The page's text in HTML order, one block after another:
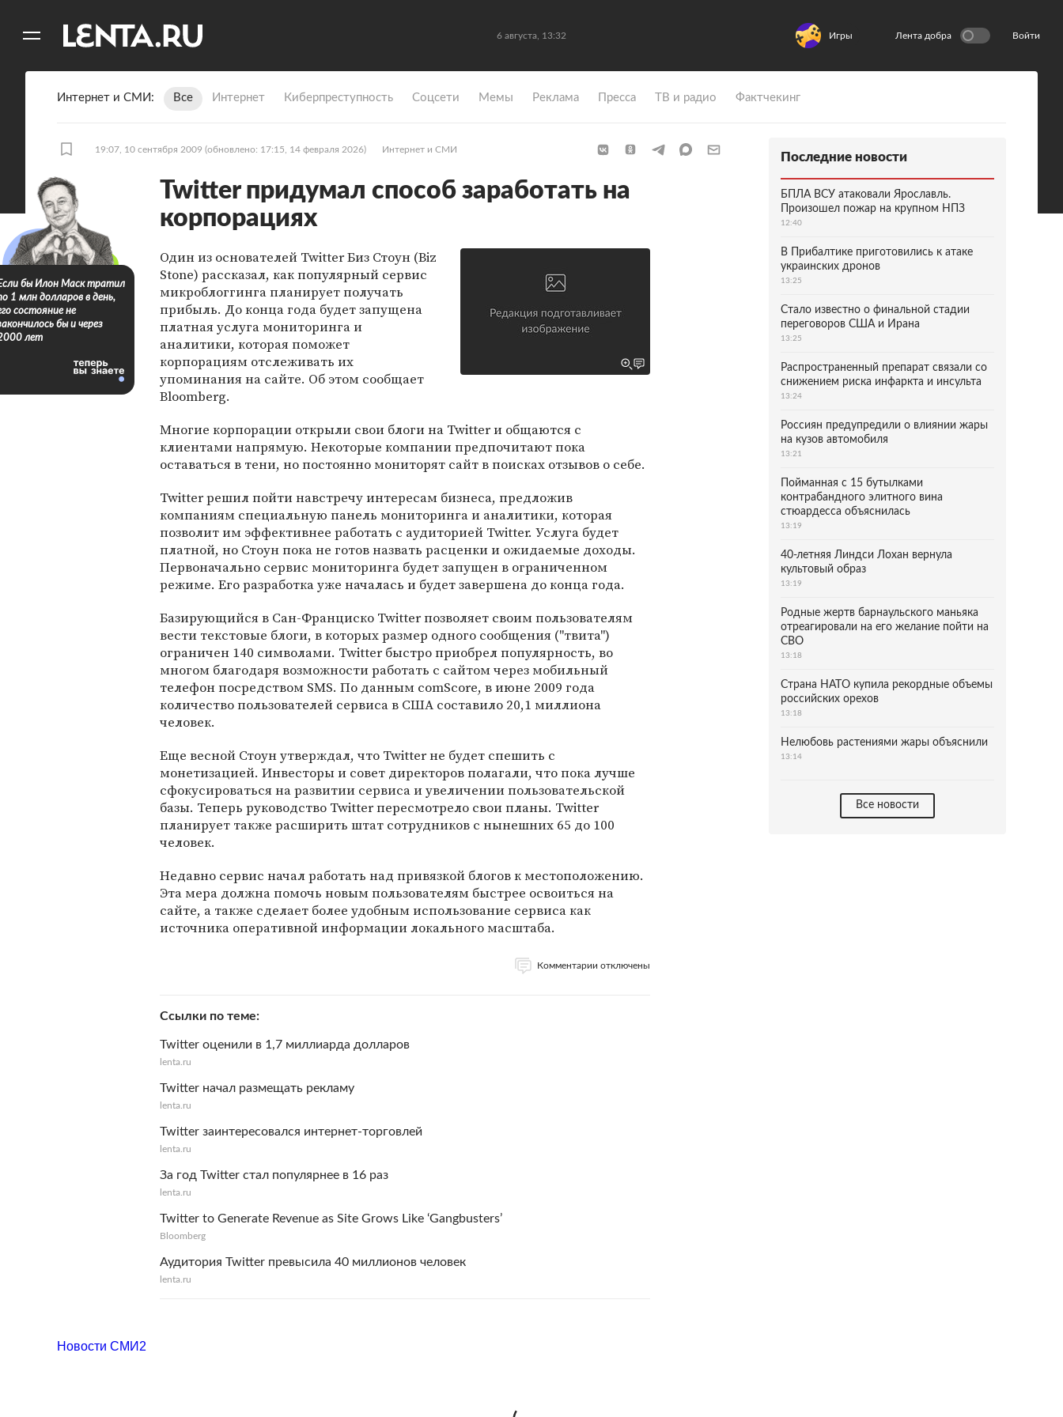
6 августа, 13:33 Игры Лента добра Войти
Интернет и СМИ Все Интернет Киберпреступность Coцсети Мемы Реклама Пресса ТВ и радио Фактчекинг
19:07, 10 сентября 2009 (обновлено: 17:15, 14 февраля 2026) Интернет и СМИ
Twitter придумал способ заработать на
корпорациях
Один из основателей Twitter Биз Стоун (Biz
Stone) рассказал, как популярный сервис
микроблоггинга планирует получать
прибыль. До конца года будет запущена
платная услуга мониторинга и
аналитики, которая поможет
корпорациям отслеживать их
упоминания на сайте. Об этом сообщает
Bloomberg.
Многие корпорации открыли свои блоги на Twitter и общаются с
клиентами напрямую. Некоторые компании предпочитают пока
оставаться в тени, но постоянно мониторят сайт в поисках отзывов о себе.
Twitter решил пойти навстречу интересам бизнеса, предложив
компаниям специальную панель мониторинга и аналитики, которая
позволит им эффективнее работать с аудиторией Twitter. Услуга будет
платной, но Стоун пока не готов назвать расценки и ожидаемые доходы.
Первоначально сервис мониторинга будет запущен в ограниченном
режиме. Его разработка уже началась и будет завершена до конца года.
Базирующийся в Сан-Франциско Twitter позволяет своим пользователям
вести текстовые блоги, в которых размер одного сообщения ("твита")
ограничен 140 символами. Twitter быстро приобрел популярность, во
многом благодаря возможности работать с сайтом через мобильный
телефон посредством SMS. По данным comScore, в июне 2009 года
количество пользователей сервиса в США составило 20,1 миллиона
человек.
Еще весной Стоун утверждал, что Twitter не будет спешить с
монетизацией. Инвесторы и совет директоров полагали, что пока лучше
сфокусироваться на развитии сервиса и увеличении пользовательской
базы. Теперь руководство Twitter пересмотрело свои планы. Twitter
планирует также расширить штат сотрудников с нынешних 65 до 100
человек.
Недавно сервис начал работать над привязкой блогов к местоположению.
Эта мера должна помочь новым пользователям быстрее освоиться на
сайте, а также сделает более удобным использование сервиса как
источника оперативной информации локального масштаба.
Комментарии отключены
Ссылки по теме
Twitter оценили в 1,7 миллиарда долларов
lenta.ru
Twitter начал размещать рекламу
lenta.ru
Twitter заинтересовался интернет-торговлей
lenta.ru
За год Twitter стал популярнее в 16 раз
lenta.ru
Twitter to Generate Revenue as Site Grows Like ‘Gangbusters’
Bloomberg
Аудитория Twitter превысила 40 миллионов человек
lenta.ru
бы Илон Маск тратил
1 млн долларов в день,
состояние не
бы и через
лет
Последние новости
БПЛА ВСУ атаковали Ярославль.
Произошел пожар на крупном НПЗ
12:40
В Прибалтике приготовились к атаке
украинских дронов
13:25
Стало известно о финальной стадии
переговоров США и Ирана
13:25
Распространенный препарат связали со
снижением риска инфаркта и инсульта
13:24
Россиян предупредили о влиянии жары
на кузов автомобиля
13:21
Пойманная с 15 бутылками
контрабандного элитного вина
стюардесса объяснилась
13:19
40-летняя Линдси Лохан вернула
культовый образ
13:19
Родные жертв барнаульского маньяка
отреагировали на его желание пойти на
СВО
13:18
Страна НАТО купила рекордные объемы
российских орехов
13:18
Нелюбовь растениями жары объяснили
13:14
Все новости
Новости СМИ2